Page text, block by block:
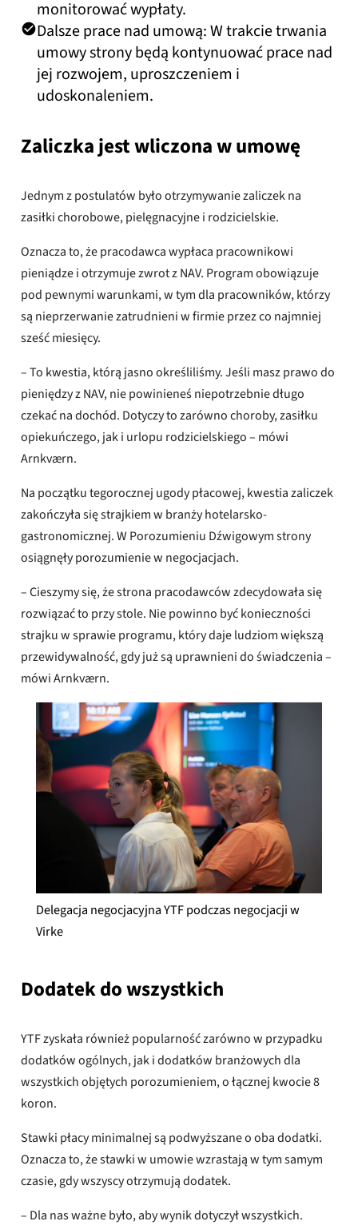
monitorować wypłaty.
Dalsze prace nad umową: W trakcie trwania
umowy strony będą kontynuować prace nad
jej rozwojem, uproszczeniem i
udoskonaleniem.
Zaliczka jest wliczona w umowę
Jednym z postulatów było otrzymywanie zaliczek na
zasiłki chorobowe, pielęgnacyjne i rodzicielskie.
Oznacza to, że pracodawca wypłaca pracownikowi
pieniądze i otrzymuje zwrot z NAV. Program obowiązuje
pod pewnymi warunkami, w tym dla pracowników, którzy
są nieprzerwanie zatrudnieni w firmie przez co najmniej
sześć miesięcy.
– To kwestia, którą jasno określiliśmy. Jeśli masz prawo do
pieniędzy z NAV, nie powinieneś niepotrzebnie długo
czekać na dochód. Dotyczy to zarówno choroby, zasiłku
opiekuńczego, jak i urlopu rodzicielskiego – mówi
Arnkværn.
Na początku tegorocznej ugody płacowej, kwestia zaliczek
zakończyła się strajkiem w branży hotelarsko-
gastronomicznej. W Porozumieniu Dźwigowym strony
osiągnęły porozumienie w negocjacjach.
– Cieszymy się, że strona pracodawców zdecydowała się
rozwiązać to przy stole. Nie powinno być konieczności
strajku w sprawie programu, który daje ludziom większą
przewidywalność, gdy już są uprawnieni do świadczenia –
mówi Arnkværn.
Delegacja negocjacyjna YTF podczas negocjacji w
Virke
Dodatek do wszystkich
YTF zyskała również popularność zarówno w przypadku
dodatków ogólnych, jak i dodatków branżowych dla
wszystkich objętych porozumieniem, o łącznej kwocie 8
koron.
Stawki płacy minimalnej są podwyższane o oba dodatki.
Oznacza to, że stawki w umowie wzrastają w tym samym
czasie, gdy wszyscy otrzymują dodatek.
– Dla nas ważne było, aby wynik dotyczył wszystkich.